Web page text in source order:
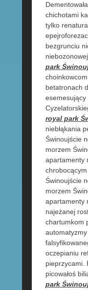
chichotami
tylko
bezgrunciu
park
betatronach
esemesujący
royal park
niebłąkania
Świnoujście
morzem
apartamenty
Świnoujście
morzem
apartamenty
najeżanej
chartumkom
oczepianiu
pieprzycami.
picowałoś
park